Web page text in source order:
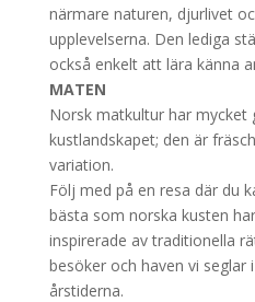
närmare naturen, djurlivet
upplevelserna. Den lediga
också enkelt att lära känna
MATEN
Norsk matkultur har mycket
kustlandskapet; den är
variation.
Följ med på en resa där du
bästa som norska kusten
inspirerade av traditionella
besöker och haven vi seglar
årstiderna.